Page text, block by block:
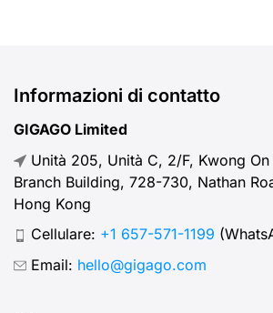
Informazioni di contatto
GIGAGO Limited
Unità 205, Unità C, 2/F, Kwong
Branch Building, 728-730, Nathan
Hong Kong
Cellulare: +1 657-571-1199
Email: hello@gigago.com